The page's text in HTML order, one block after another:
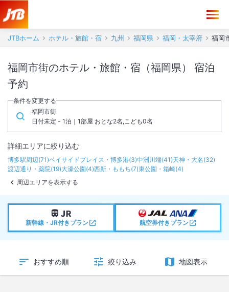
JTBホーム ホテル・旅館・宿 九州 福岡県 福岡・太宰府 福岡
福岡市街のホテル・旅館・宿（福岡県） 宿泊
予約
条件を変更する
福岡市街
日付未定 - 1泊｜1部屋 おとな2名,こども0名
詳細エリアに絞り込む
博多駅周辺(71)ベイサイドプレイス・博多港(3)中洲川端(41)天神・大名 (32)
渡辺通り・薬院(19)大濠公園(4)西新・ももち(7)東公園・箱崎(4)
周辺エリアを表示する
新幹線・JR付きプラン 航空券付きプラン
おすすめ順 絞り込み 地図表示